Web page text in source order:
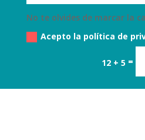
No te olvides de marcar la
Acepto la política de
12 + 5 =